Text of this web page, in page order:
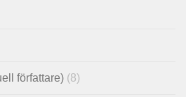
författare) (8)